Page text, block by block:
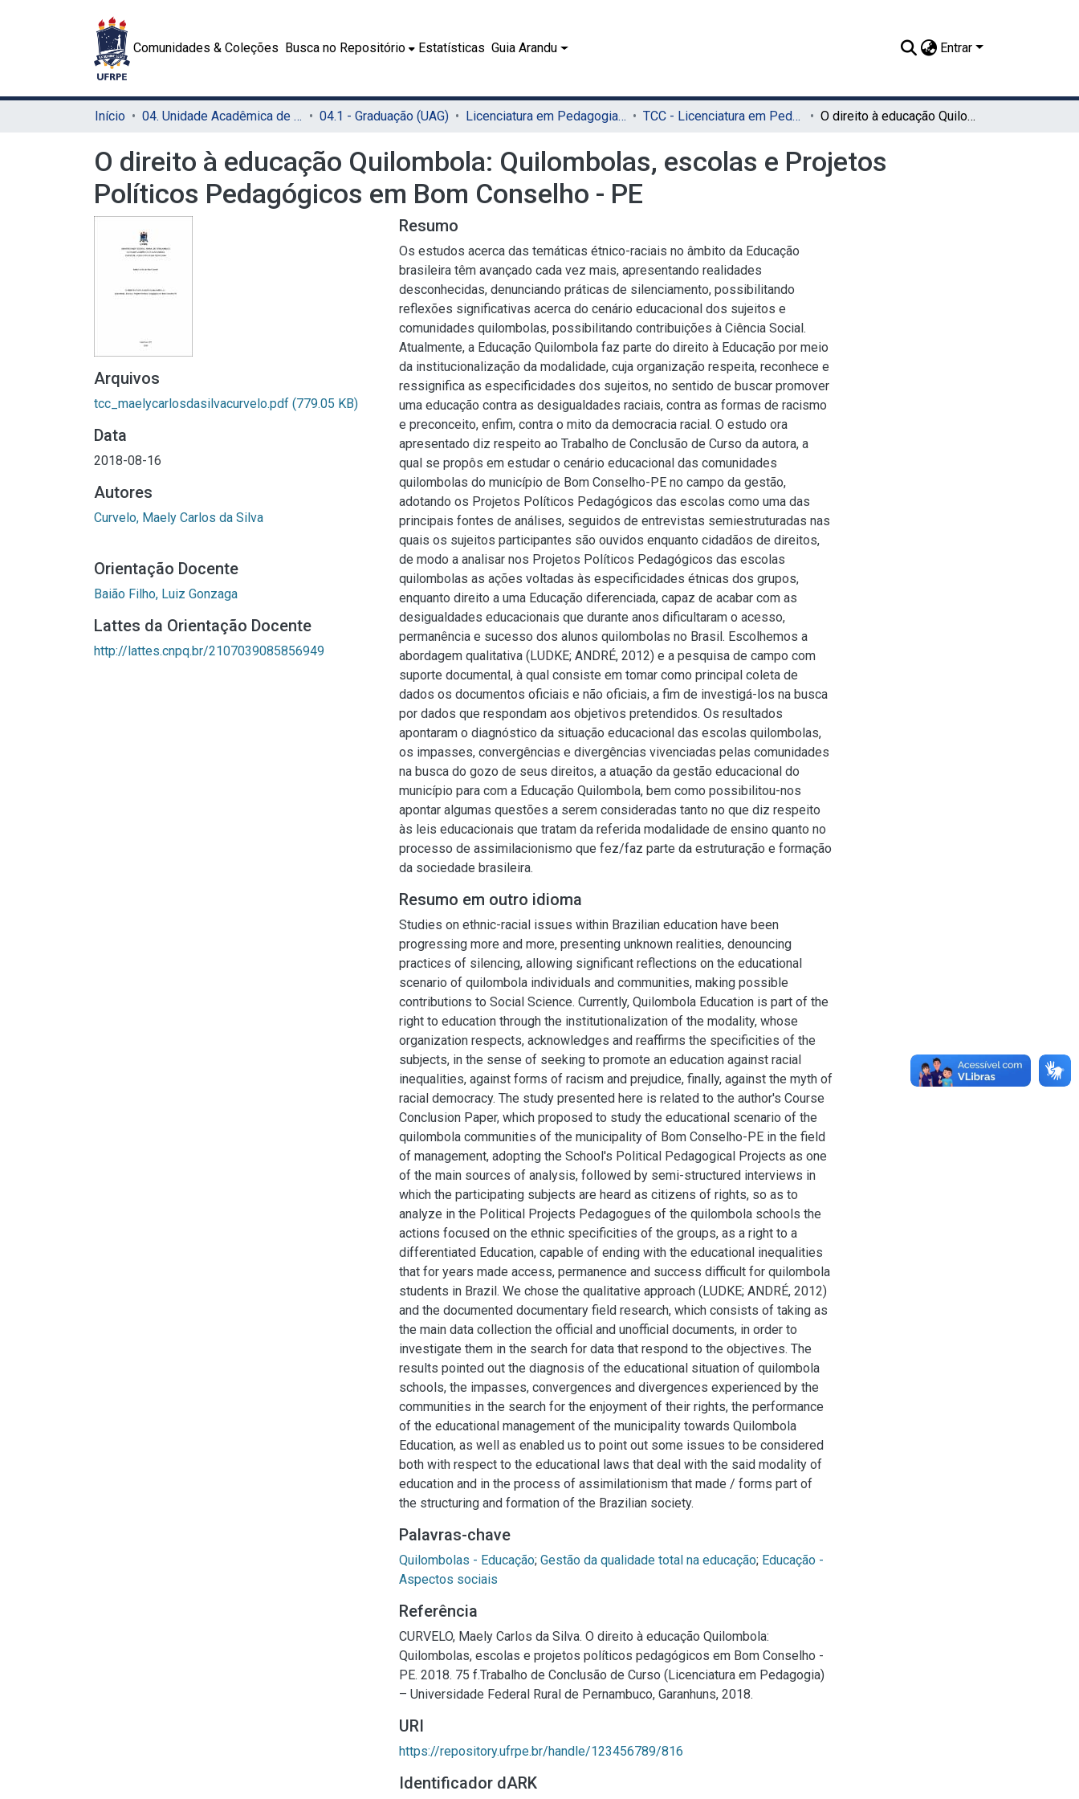
Comunidades & Coleções Busca no Repositório Estatísticas Guia Arandu Entrar
Início 04. Unidade Acadêmica de Garanhuns (UAG) 04.1 - Graduação (UAG) Licenciatura em Pedagogia (UAG) TCC - Licenciatura em Pedagogia (UAG) O direito à educação Quilombola: Quilombolas, escolas e Projetos Políticos Pedagógicos em Bom Conselho - PE
O direito à educação Quilombola: Quilombolas, escolas e Projetos
Políticos Pedagógicos em Bom Conselho - PE
Arquivos
tcc_maelycarlosdasilvacurvelo.pdf (779.05 KB)
Data
2018-08-16
Autores
Curvelo, Maely Carlos da Silva
Orientação Docente
Baião Filho, Luiz Gonzaga
Lattes da Orientação Docente
http://lattes.cnpq.br/2107039085856949
Resumo
Os estudos acerca das temáticas étnico-raciais no âmbito da Educação
brasileira têm avançado cada vez mais, apresentando realidades
desconhecidas, denunciando práticas de silenciamento, possibilitando
reflexões significativas acerca do cenário educacional dos sujeitos e
comunidades quilombolas, possibilitando contribuições à Ciência Social.
Atualmente, a Educação Quilombola faz parte do direito à Educação por meio
da institucionalização da modalidade, cuja organização respeita, reconhece e
ressignifica as especificidades dos sujeitos, no sentido de buscar promover
uma educação contra as desigualdades raciais, contra as formas de racismo
e preconceito, enfim, contra o mito da democracia racial. O estudo ora
apresentado diz respeito ao Trabalho de Conclusão de Curso da autora, a
qual se propôs em estudar o cenário educacional das comunidades
quilombolas do município de Bom Conselho-PE no campo da gestão,
adotando os Projetos Políticos Pedagógicos das escolas como uma das
principais fontes de análises, seguidos de entrevistas semiestruturadas nas
quais os sujeitos participantes são ouvidos enquanto cidadãos de direitos,
de modo a analisar nos Projetos Políticos Pedagógicos das escolas
quilombolas as ações voltadas às especificidades étnicas dos grupos,
enquanto direito a uma Educação diferenciada, capaz de acabar com as
desigualdades educacionais que durante anos dificultaram o acesso,
permanência e sucesso dos alunos quilombolas no Brasil. Escolhemos a
abordagem qualitativa (LUDKE; ANDRÉ, 2012) e a pesquisa de campo com
suporte documental, à qual consiste em tomar como principal coleta de
dados os documentos oficiais e não oficiais, a fim de investigá-los na busca
por dados que respondam aos objetivos pretendidos. Os resultados
apontaram o diagnóstico da situação educacional das escolas quilombolas,
os impasses, convergências e divergências vivenciadas pelas comunidades
na busca do gozo de seus direitos, a atuação da gestão educacional do
município para com a Educação Quilombola, bem como possibilitou-nos
apontar algumas questões a serem consideradas tanto no que diz respeito
às leis educacionais que tratam da referida modalidade de ensino quanto no
processo de assimilacionismo que fez/faz parte da estruturação e formação
da sociedade brasileira.
Resumo em outro idioma
Studies on ethnic-racial issues within Brazilian education have been
progressing more and more, presenting unknown realities, denouncing
practices of silencing, allowing significant reflections on the educational
scenario of quilombola individuals and communities, making possible
contributions to Social Science. Currently, Quilombola Education is part of the
right to education through the institutionalization of the modality, whose
organization respects, acknowledges and reaffirms the specificities of the
subjects, in the sense of seeking to promote an education against racial
inequalities, against forms of racism and prejudice, finally, against the myth of
racial democracy. The study presented here is related to the author's Course
Conclusion Paper, which proposed to study the educational scenario of the
quilombola communities of the municipality of Bom Conselho-PE in the field
of management, adopting the School's Political Pedagogical Projects as one
of the main sources of analysis, followed by semi-structured interviews in
which the participating subjects are heard as citizens of rights, so as to
analyze in the Political Projects Pedagogues of the quilombola schools the
actions focused on the ethnic specificities of the groups, as a right to a
differentiated Education, capable of ending with the educational inequalities
that for years made access, permanence and success difficult for quilombola
students in Brazil. We chose the qualitative approach (LUDKE; ANDRÉ, 2012)
and the documented documentary field research, which consists of taking as
the main data collection the official and unofficial documents, in order to
investigate them in the search for data that respond to the objectives. The
results pointed out the diagnosis of the educational situation of quilombola
schools, the impasses, convergences and divergences experienced by the
communities in the search for the enjoyment of their rights, the performance
of the educational management of the municipality towards Quilombola
Education, as well as enabled us to point out some issues to be considered
both with respect to the educational laws that deal with the said modality of
education and in the process of assimilationism that made / forms part of
the structuring and formation of the Brazilian society.
Palavras-chave
Quilombolas - Educação; Gestão da qualidade total na educação; Educação -
Aspectos sociais
Referência
CURVELO, Maely Carlos da Silva. O direito à educação Quilombola:
Quilombolas, escolas e projetos políticos pedagógicos em Bom Conselho -
PE. 2018. 75 f.Trabalho de Conclusão de Curso (Licenciatura em Pedagogia)
– Universidade Federal Rural de Pernambuco, Garanhuns, 2018.
URI
https://repository.ufrpe.br/handle/123456789/816
Identificador dARK